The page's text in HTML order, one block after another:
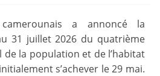
a annoncé la
31 juillet 2026 du quatrième
de la population et de l’habitat
s’achever le 29 mai.